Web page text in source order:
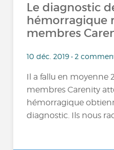
Le diagnostic
hémorragique
membres
10 déc. 2019 • 2
Il a fallu en moyenne
membres Carenity
hémorragique
diagnostic. Ils nous